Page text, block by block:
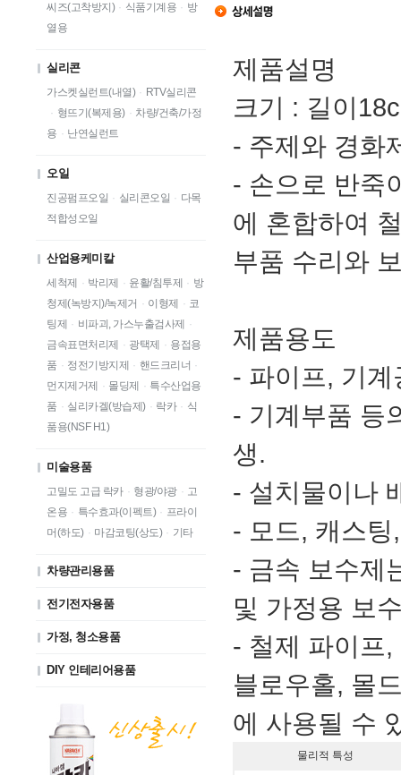
씨즈(고착방지) · 식품기계용 · 방
열용
실리콘
가스켓실런트(내열) · RTV실리콘
· 형뜨기(복제용) · 차량/건축/가정
용 · 난연실런트
오일
진공펌프오일 · 실리콘오일 · 다목
적합성오일
산업용케미칼
세척제 · 박리제 · 윤활/침투제 · 방
청제(녹방지)/녹제거 · 이형제 · 코
팅제 · 비파괴, 가스누출검사제
·
금속표면처리제
· 광택제 · 용접용
품 · 정전기방지제 · 핸드크리너 ·
먼지제거제
· 몰딩제 · 특수산업용
품 · 실리카겔(방습제) · 락카 · 식
품용(NSF H1)
미술용품
고밀도 고급 락카 · 형광/야광 · 고
온용 · 특수효과(이펙트) · 프라이
머(하도) · 마감코팅(상도) · 기타
차량관리용품
전기전자용품
가정, 청소용품
DIY 인테리어용품
제품설명
크기 : 길이
- 주제와 경화
- 손으로 반죽
에 혼합하여
부품 수리와
제품용도
- 파이프, 기
- 기계부품 등
생.
- 설치물이나
- 모드, 캐스
- 금속 보수제
및 가정용 보
- 철제 파이프
블로우홀, 몰
에 사용될 수
물리적 특성